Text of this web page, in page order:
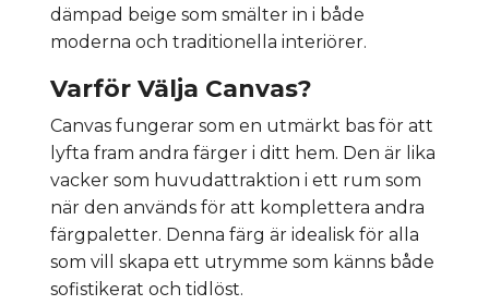
dämpad beige som smälter in i både
moderna och traditionella interiörer.
Varför Välja Canvas?
Canvas fungerar som en utmärkt bas för att
lyfta fram andra färger i ditt hem. Den är lika
vacker som huvudattraktion i ett rum som
när den används för att komplettera andra
färgpaletter. Denna färg är idealisk för alla
som vill skapa ett utrymme som känns både
sofistikerat och tidlöst.